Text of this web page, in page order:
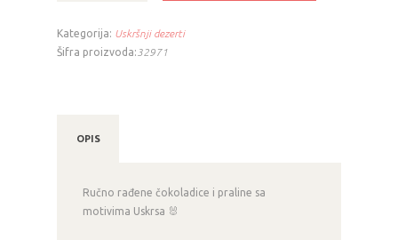
0.5kg
količina
Kategorija: Uskršnji dezerti
Šifra proizvoda: 32971
OPIS
Ručno rađene čokoladice i praline sa
motivima Uskrsa 🐰